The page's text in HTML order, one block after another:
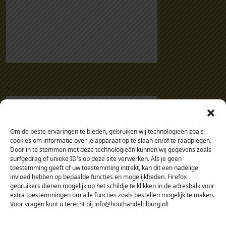
Om de beste ervaringen te bieden, gebruiken wij technologieën zoals
cookies om informatie over je apparaat op te slaan en/of te raadplegen.
Door in te stemmen met deze technologieën kunnen wij gegevens zoals
surfgedrag of unieke ID's op deze site verwerken. Als je geen
toestemming geeft of uw toestemming intrekt, kan dit een nadelige
invloed hebben op bepaalde functies en mogelijkheden. Firefox
gebruikers dienen mogelijk op het schildje te klikken in de adresbalk voor
extra toestemmingen om alle functies zoals bestellen mogelijk te maken.
Voor vragen kunt u terecht bij info@houthandeltilburg.nl!
.